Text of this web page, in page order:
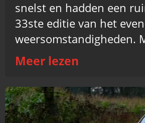
snelst en hadden een
33ste editie van het
weersomstandigheden.
Meer lezen